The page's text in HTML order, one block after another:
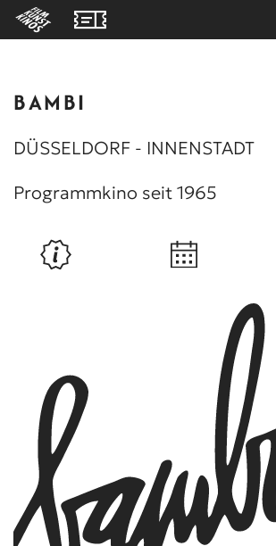
BAMBI
DÜSSELDORF - INNENSTADT
Programmkino seit 1965